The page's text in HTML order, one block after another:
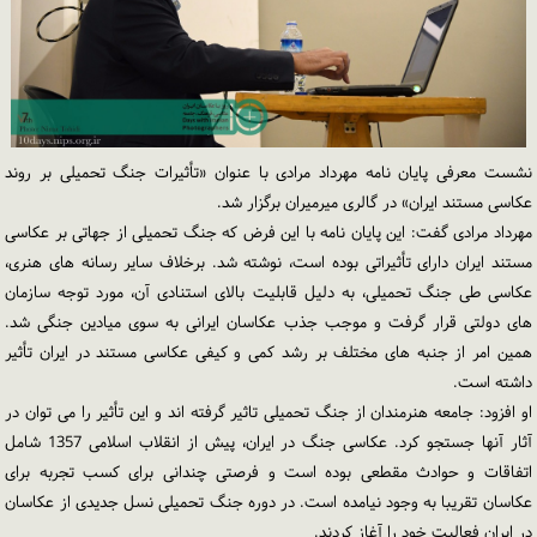
نشست معرفی پایان نامه مهرداد مرادی با عنوان «تأثیرات جنگ تحمیلی بر روند
عکاسی مستند ایران» در گالری میرمیران برگزار شد.
مهرداد مرادی گفت: این پایان‌ نامه با این فرض که جنگ تحمیلی از جهاتی بر عکاسی
مستند ایران دارای تأثیراتی بوده است، نوشته شد. برخلاف سایر رسانه‌ های هنری،
عکاسی طی جنگ تحمیلی، به دلیل قابلیت بالای استنادی آن، مورد توجه سازمان‌
های دولتی قرار گرفت و موجب جذب عکاسان ایرانی به سوی میادین جنگی شد.
همین امر از جنبه‌ های مختلف بر رشد کمی و کیفی عکاسی مستند در ایران تأثیر
داشته است.
او افزود: جامعه‌ هنرمندان از جنگ تحمیلی تاثیر گرفته اند و این تأثیر را می توان در
آثار آنها جستجو کرد. عکاسی جنگ در ایران، پیش از انقلاب اسلامی 1357 شامل
اتفاقات و حوادث مقطعی بوده است و فرصتی چندانی برای کسب تجربه برای
عکاسان تقریبا به وجود نیامده است. در دوره جنگ تحمیلی نسل جدیدی از عکاسان